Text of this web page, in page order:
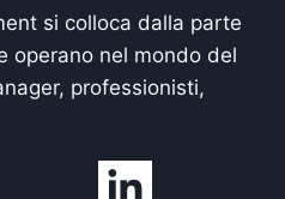
si colloca dalla parte
operano nel mondo del
professionisti,